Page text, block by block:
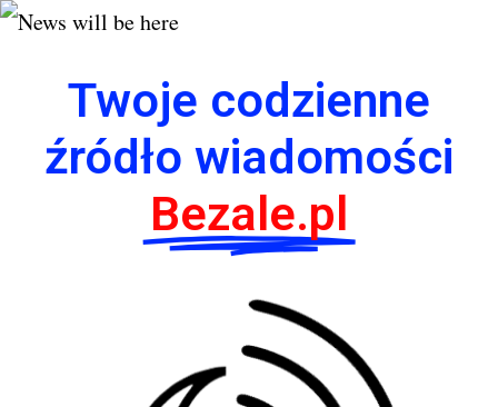
Twoje codzienne
źródło wiadomości
Bezale.pl